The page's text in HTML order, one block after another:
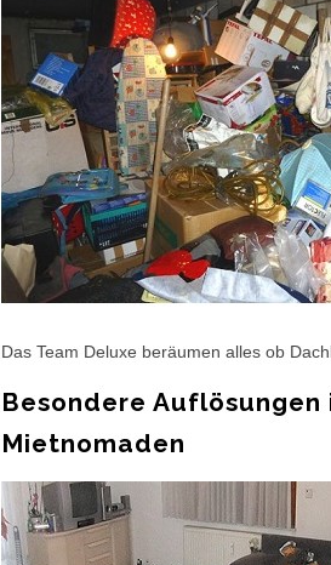
Das Team Deluxe beräumen alles ob
Besondere
Mietnomaden